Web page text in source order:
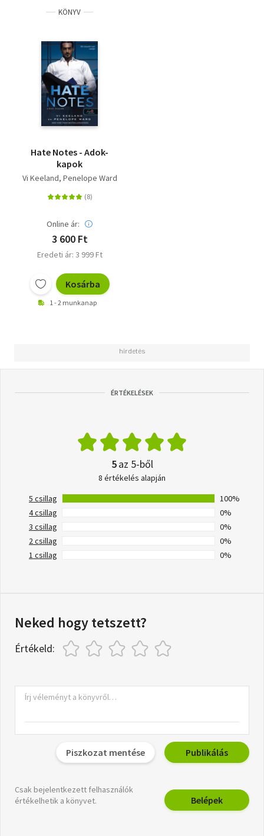
KÖNYV
Hate Notes - Adok-
kapok
Vi Keeland Penelope Ward
Online ár:
3 600 Ft
Eredeti ár: 3 999 Ft
Kosárba
1 - 2 munkanap
ÉRTÉKELÉSEK
5az 5-ből
8 értékelés alapján
5 csillag
100%
4 csillag
0%
3 csillag
0%
2 csillag
0%
1 csillag
0%
Neked hogy tetszett?
Értékeld:
Piszkozat mentése Publikálás
Csak bejelentkezett felhasználók
értékelhetik a könyvet.
Belépek